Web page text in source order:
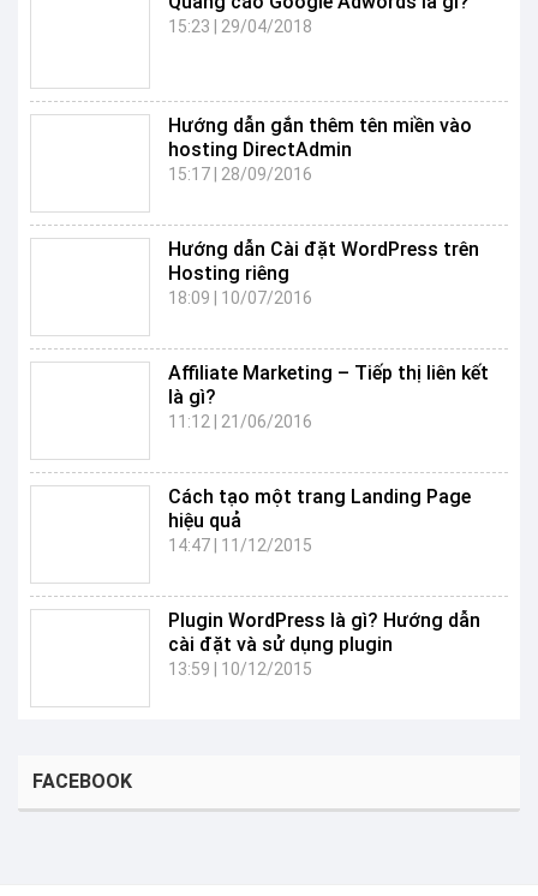
15:23 29/04/2018
Hướng dẫn gắn thêm tên miền vào
hosting DirectAdmin
15:17| 28/09/2016
Hướng dẫn Cài đặt WordPress trên
Hosting riêng
18:09 10/07/2016
Affiliate Marketing – Tiếp thị liên kết
là gì?
11:12 21/06/2016
Cách tạo một trang Landing Page
hiệu quả
14:47| 11/12/2015
Plugin WordPress là gì? Hướng dẫn
cài đặt và sử dụng plugin
13:59 10/12/2015
FACEBOOK